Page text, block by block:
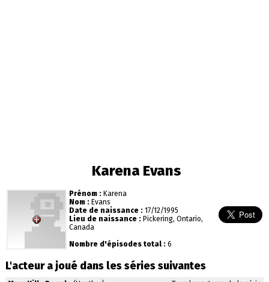
Karena Evans
Prénom : Karena
Nom : Evans
Date de naissance : 17/12/1995
Lieu de naissance : Pickering, Ontario,
Canada
Nombre d'épisodes total : 6
L'acteur a joué dans les séries suivantes